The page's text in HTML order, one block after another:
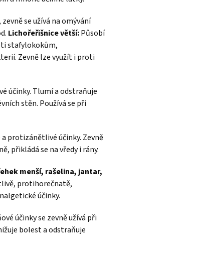
se užívá na omývání
Lichořeřišnice větší:Působí
stafylokokům,
Zevně lze využít i proti
účinky. Tlumí a odstraňuje
stěn. Používá se při
protizánětlivé účinky. Zevně
přikládá se na vředy i rány.
menší, rašelina, jantar,
protihorečnatě,
účinky.
účinky se zevně užívá při
bolest a odstraňuje